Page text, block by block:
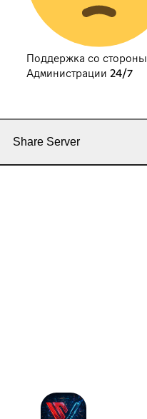
Поддержка со стороны
Администрации 24/7
Share Server